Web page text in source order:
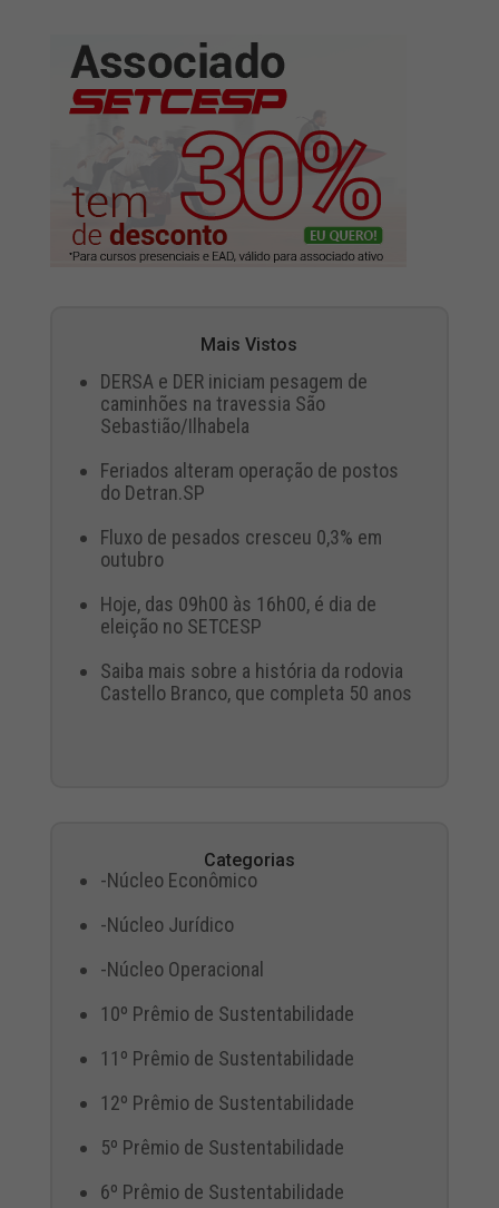
Mais Vistos
DERSA e DER iniciam pesagem de
caminhões na travessia São
Sebastião/Ilhabela
Feriados alteram operação de postos
do Detran.SP
Fluxo de pesados cresceu 0,3% em
outubro
Hoje, das 09h00 às 16h00, é dia de
eleição no SETCESP
Saiba mais sobre a história da rodovia
Castello Branco, que completa 50 anos
Categorias
-Núcleo Econômico
-Núcleo Jurídico
-Núcleo Operacional
10º Prêmio de Sustentabilidade
11º Prêmio de Sustentabilidade
12º Prêmio de Sustentabilidade
5º Prêmio de Sustentabilidade
6º Prêmio de Sustentabilidade